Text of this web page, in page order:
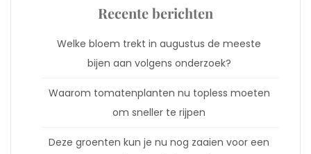
Recente berichten
Welke bloem trekt in augustus de meeste
bijen aan volgens onderzoek?
Waarom tomatenplanten nu topless moeten
om sneller te rijpen
Deze groenten kun je nu nog zaaien voor een